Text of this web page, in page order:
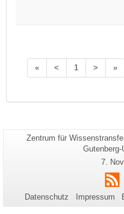
« < 1 > »
Seiten-
Zentrum für
Letzte
7.
Datenschutz Impressum